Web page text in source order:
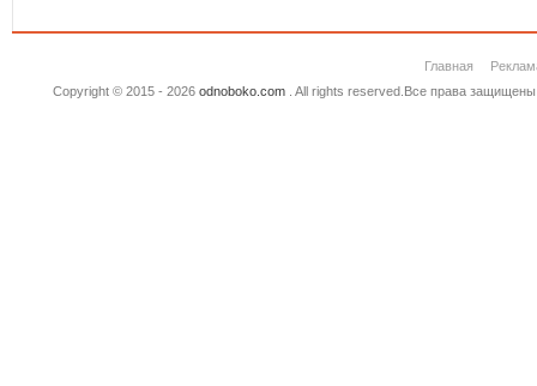
Главная
Copyright © 2015 - 2026 odnoboko.com. All rights reserved.Все права защищены.